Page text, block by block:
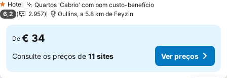
1 Estrelas
Hotel Quartos 'Cabrio' com bom custo-benefícioVer preços
6,2 2.957 Oullins, a 5.8 km de Feyzin
De € 34
Consulte os preços de 11 sites Ver preços